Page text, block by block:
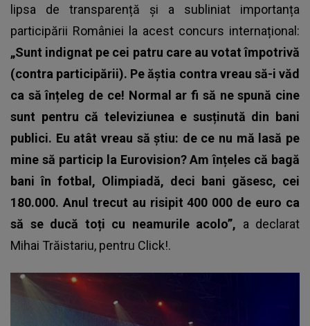
lipsa de transparență și a subliniat importanța
participării României la acest concurs internațional:
„Sunt indignat pe cei patru care au votat împotrivă
(contra participării). Pe ăștia contra vreau să-i văd
ca să înțeleg de ce! Normal ar fi să ne spună cine
sunt pentru că televiziunea e susținută din bani
publici. Eu atât vreau să știu: de ce nu mă lasă pe
mine să particip la Eurovision? Am înțeles că bagă
bani în fotbal, Olimpiadă, deci bani găsesc, cei
180.000. Anul trecut au risipit 400 000 de euro ca
să se ducă toți cu neamurile acolo”, a declarat
Mihai Trăistariu, pentru Click!.